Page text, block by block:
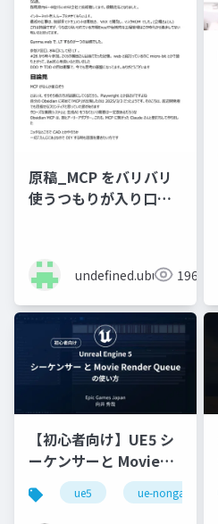
原稿_MCP をバリバリ
使うつもりが入り口で
undefined.ubukata196
【初心者向け】UE5 シ
ーケンサーと Movie
Render Queue の使い
方【Cinematic Dive
ue5 ue-nongame